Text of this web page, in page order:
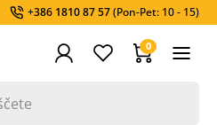
+386 1810 87 57(Pon-Pet: 10 - 15)
0